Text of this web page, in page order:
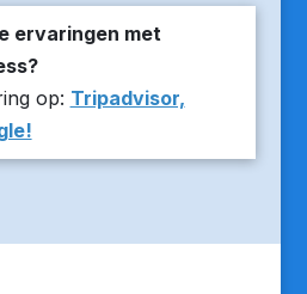
ervaringen met
op: Tripadvisor,